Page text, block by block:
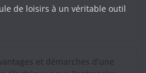
de loisirs à un véritable outil
et démarches d’une